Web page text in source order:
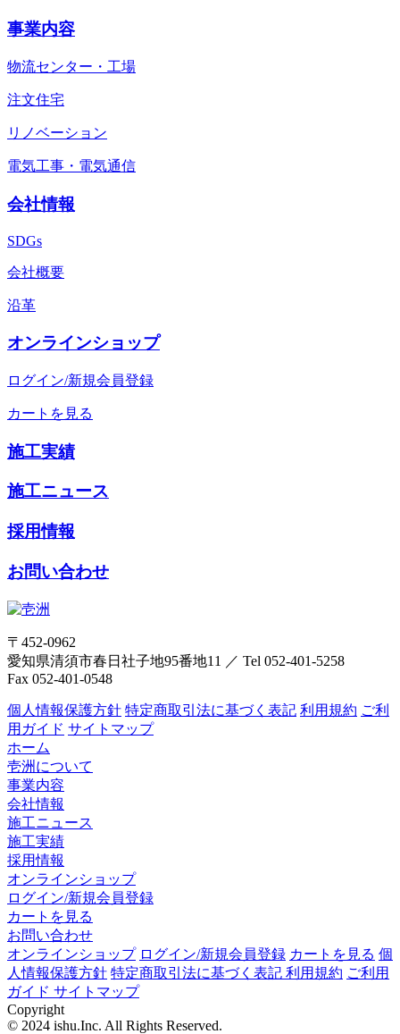
事業内容
物流センター・工場
注文住宅
リノベーション
電気工事・電気通信
会社情報
SDGs
会社概要
沿革
オンラインショップ
ログイン/新規会員登録
カートを見る
施工実績
施工ニュース
採用情報
お問い合わせ
〒452-0962
愛知県清須市春日社子地95番地11 ／ Tel 052-401-5258
Fax 052-401-0548
個人情報保護方針 特定商取引法に基づく表記 利用規約 ご利
用ガイド サイトマップ
ホーム
壱洲について
事業内容
会社情報
施工ニュース
施工実績
採用情報
オンラインショップ
ログイン/新規会員登録
カートを見る
お問い合わせ
オンラインショップ ログイン/新規会員登録 カートを見る 個
人情報保護方針 特定商取引法に基づく表記 利用規約 ご利用
ガイド サイトマップ
Copyright
© 2024 ishu.Inc. All Rights Reserved.